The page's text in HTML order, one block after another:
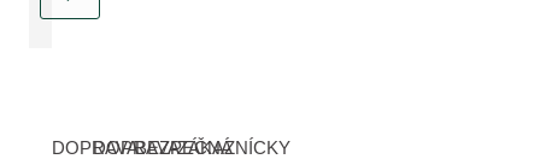
DOPRAVADOPRAVABEZPEČNÁ
ZÁKAZNÍCKY